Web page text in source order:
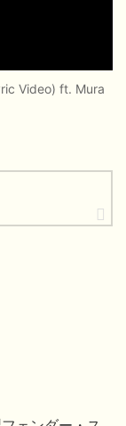
Video) ft. Mura